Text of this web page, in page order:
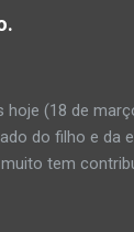
(18 de
do filho e da
tem